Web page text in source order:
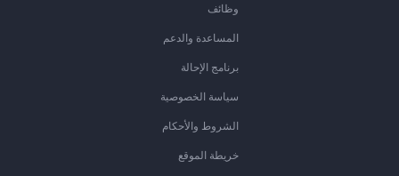
وظائف
المساعدة والدعم
برنامج الإحالة
سياسة الخصوصية
الشروط والأحكام
خريطة الموقع